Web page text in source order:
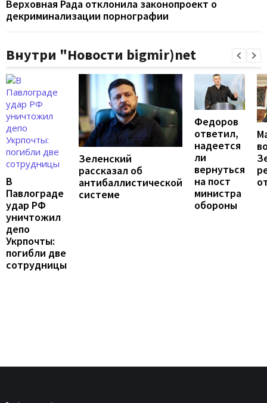
Верховная Рада отклонила законопроект о
декриминализации порнографии
Внутри "Новости bigmir)net
В
Павлограде
удар РФ
уничтожил
депо
Укрпочты:
погибли две
сотрудницы
Зеленский
рассказал об
антибаллистической
системе
Федоров
ответил,
надеется
ли
вернуться
на пост
министра
обороны